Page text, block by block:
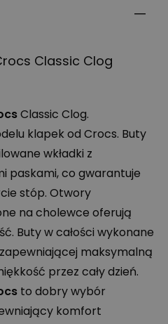
Classic Clog
Classic Clog.
klapek od Crocs. Buty
wkładki z
paskami, co gwarantuje
stóp. Otwory
na cholewce oferują
Buty w całości wykonane
maksymalną
przez cały dzień.
to dobry wybór
komfort